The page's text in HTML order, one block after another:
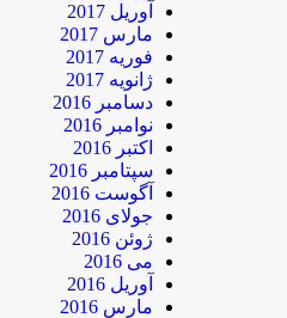
آوریل 2017
مارس 2017
فوریه 2017
ژانویه 2017
دسامبر 2016
نوامبر 2016
اکتبر 2016
سپتامبر 2016
آگوست 2016
جولای 2016
ژوئن 2016
می 2016
آوریل 2016
مارس 2016